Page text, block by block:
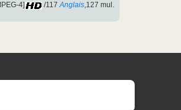
4] /117 Anglais,127 mul.